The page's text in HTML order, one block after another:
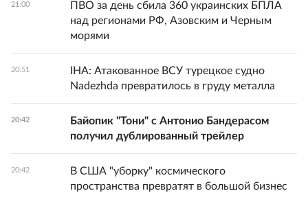
21:00
ПВО за день сбила 360 украинских БПЛА
над регионами РФ, Азовским и Черным
морями
20:51
IHA: Атакованное ВСУ турецкое судно
Nadezhda превратилось в груду металла
20:42
Байопик "Тони" с Антонио Бандерасом
получил дублированный трейлер
20:42
В США "уборку" космического
пространства превратят в большой бизнес